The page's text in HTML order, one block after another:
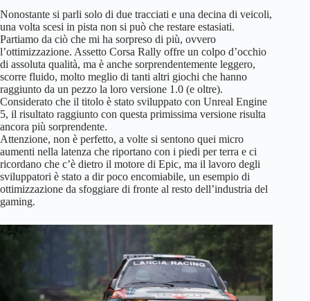
Nonostante si parli solo di due tracciati e una decina di veicoli,
una volta scesi in pista non si può che restare estasiati.
Partiamo da ciò che mi ha sorpreso di più, ovvero
l’ottimizzazione. Assetto Corsa Rally offre un colpo d’occhio
di assoluta qualità, ma è anche sorprendentemente leggero,
scorre fluido, molto meglio di tanti altri giochi che hanno
raggiunto da un pezzo la loro versione 1.0 (e oltre).
Considerato che il titolo è stato sviluppato con Unreal Engine
5, il risultato raggiunto con questa primissima versione risulta
ancora più sorprendente.
Attenzione, non è perfetto, a volte si sentono quei micro
aumenti nella latenza che riportano con i piedi per terra e ci
ricordano che c’è dietro il motore di Epic, ma il lavoro degli
sviluppatori è stato a dir poco encomiabile, un esempio di
ottimizzazione da sfoggiare di fronte al resto dell’industria del
gaming.